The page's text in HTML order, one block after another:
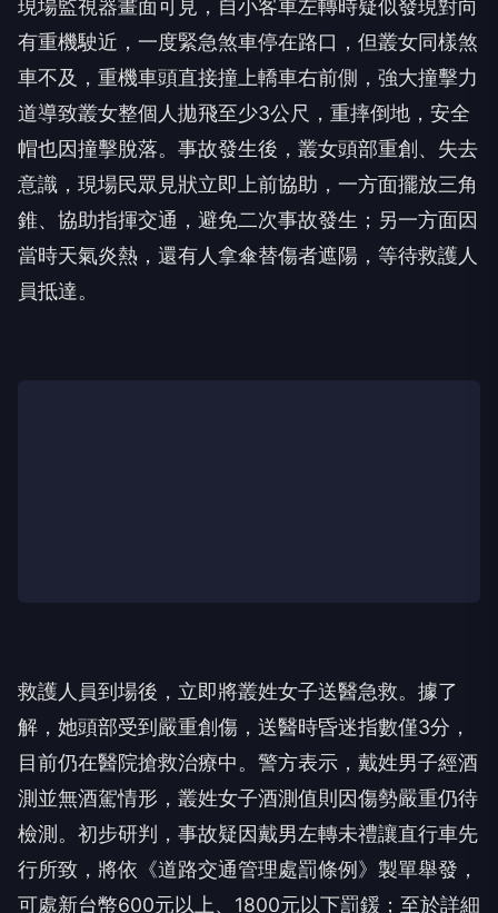
現場監視器畫面可見，自小客車左轉時疑似發現對向
有重機駛近，一度緊急煞車停在路口，但叢女同樣煞
車不及，重機車頭直接撞上轎車右前側，強大撞擊力
道導致叢女整個人拋飛至少3公尺，重摔倒地，安全
帽也因撞擊脫落。事故發生後，叢女頭部重創、失去
意識，現場民眾見狀立即上前協助，一方面擺放三角
錐、協助指揮交通，避免二次事故發生；另一方面因
當時天氣炎熱，還有人拿傘替傷者遮陽，等待救護人
救護人員到場後，立即將叢姓女子送醫急救。據了
解，她頭部受到嚴重創傷，送醫時昏迷指數僅3分，
目前仍在醫院搶救治療中。警方表示，戴姓男子經酒
測並無酒駕情形，叢姓女子酒測值則因傷勢嚴重仍待